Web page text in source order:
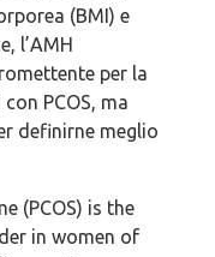
(BMI) e
l’AMH
per la
PCOS, ma
definirne meglio
(PCOS) is the
in women of